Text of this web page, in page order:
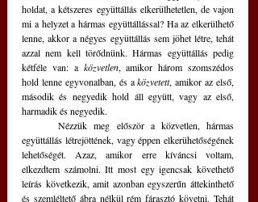
holdat, a kétszeres együttállás elkerülhetetlen, de vajon
mi a helyzet a hármas együttállással? Ha az elkerülhető
lenne, akkor a négyes együttállás sem jöhet létre, tehát
azzal nem kell törődnünk. Hármas együttállás pedig
kétféle van: a közvetlen, amikor három szomszédos
hold lenne egyvonalban, és a közvetett, amikor az első,
második és negyedik hold áll együtt, vagy az első,
harmadik és negyedik.
	Nézzük meg először a közvetlen, hármas
együttállás létrejöttének, vagy éppen elkerühetőségének
lehetőségét. Azaz, amikor erre kíváncsi voltam,
elkezdtem számolni. Itt most egy igencsak követhető
leírás következik, amit azonban egyszerűn áttekinthető
és szemléltető ábra nélkül rém fárasztó követni. Tehát